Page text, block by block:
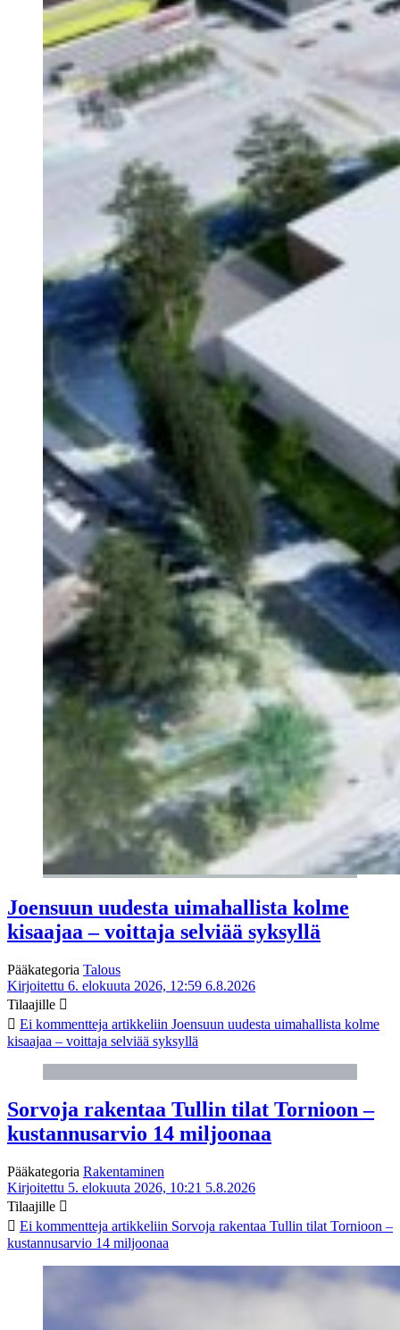
Joensuun uudesta uimahallista kolme
kisaajaa – voittaja selviää syksyllä
Pääkategoria Talous
Kirjoitettu 6. elokuuta 2026, 12:59 6.8.2026
Tilaajille
Ei kommentteja artikkeliin Joensuun uudesta uimahallista kolme
kisaajaa – voittaja selviää syksyllä
Sorvoja rakentaa Tullin tilat Tornioon –
kustannusarvio 14 miljoonaa
Pääkategoria Rakentaminen
Kirjoitettu 5. elokuuta 2026, 10:21 5.8.2026
Tilaajille
Ei kommentteja artikkeliin Sorvoja rakentaa Tullin tilat Tornioon –
kustannusarvio 14 miljoonaa